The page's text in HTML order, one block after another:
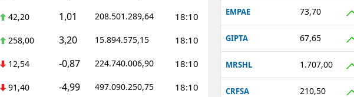
42,20 1,01 208.501.289,64 18:10
258,00 3,20 15.894.575,15 18:10
12,54 -0,87 224.740.006,90 18:10
91,40 -4,99 497.090.250,75 18:10
EMPAE 73,70
GIPTA 67,65
MRSHL 1.707,00
CRFSA 210,50